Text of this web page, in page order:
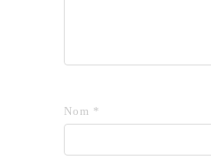
Nom *